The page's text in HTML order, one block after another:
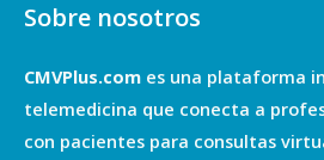
Sobre nosotros
CMVPlus.com es una plataforma
telemedicina que conecta a
con pacientes para consultas